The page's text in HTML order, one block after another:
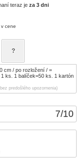
7/10
teraz je za 3 dni
cene
?
cm / po rozložení / =
ks. 1 balíček=50 ks. 1 kartón
predošlého upozornenia)